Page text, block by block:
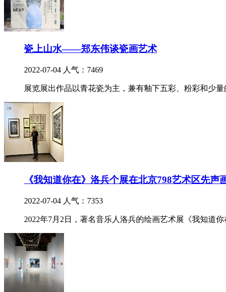
瓷上山水——郑东伟谈瓷画艺术
2022-07-04 人气：7469
展览展出作品以青花瓷为主，兼有釉下五彩、粉彩和少
《我知道你在》洛兵个展在北京798艺术区先声
2022-07-04 人气：7353
2022年7月2日，著名音乐人洛兵的绘画艺术展《我知道